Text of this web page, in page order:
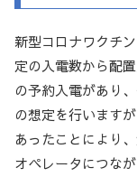
新型コロナワクチ
定の入電数から配
の予約入電があり
の想定を行います
あったことにより
オペレータにつな